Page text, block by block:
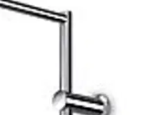
€:n tilauksille